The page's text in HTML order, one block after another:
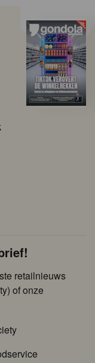
retailnieuws
of onze